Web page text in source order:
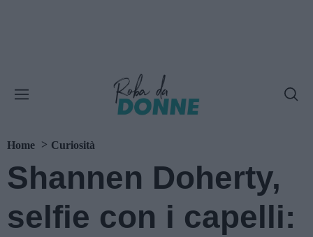
Home Curiosità
Shannen Doherty,
selfie con i capelli: